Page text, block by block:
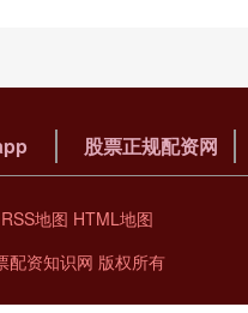
股票正规配资网
RSS地图 HTML地图
配资知识网 版权所有